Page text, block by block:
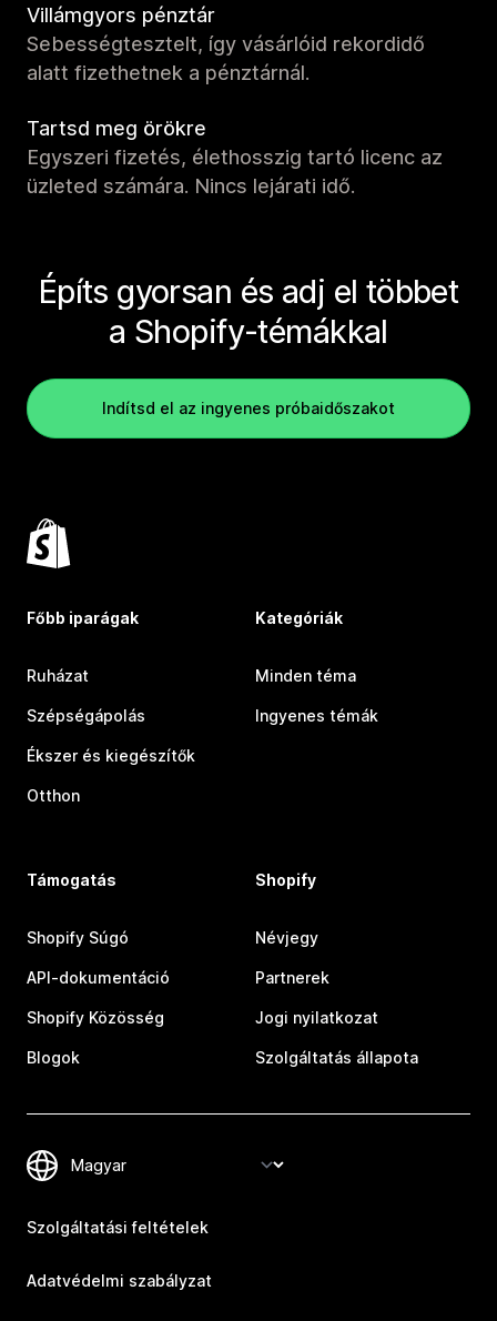
Villámgyors pénztár
Sebességtesztelt, így vásárlóid rekordidő
alatt fizethetnek a pénztárnál.
Tartsd meg örökre
Egyszeri fizetés, élethosszig tartó licenc az
üzleted számára. Nincs lejárati idő.
Építs gyorsan és adj el többet
a Shopify-témákkal
Indítsd el az ingyenes próbaidőszakot
Főbb iparágak
Ruházat
Szépségápolás
Ékszer és kiegészítők
Otthon
Kategóriák
Minden téma
Ingyenes témák
Támogatás
Shopify Súgó
API-dokumentáció
Shopify Közösség
Blogok
Shopify
Névjegy
Partnerek
Jogi nyilatkozat
Szolgáltatás állapota
Szolgáltatási feltételek
Adatvédelmi szabályzat